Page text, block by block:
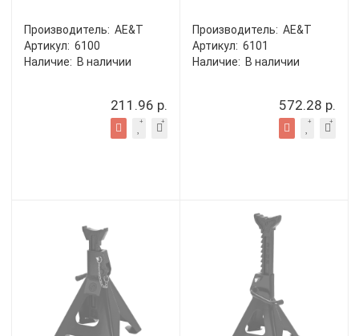
Производитель: AE&T
Артикул: 6100
Наличие: В наличии
211.96 р.
Производитель: AE&T
Артикул: 6101
Наличие: В наличии
572.28 р.